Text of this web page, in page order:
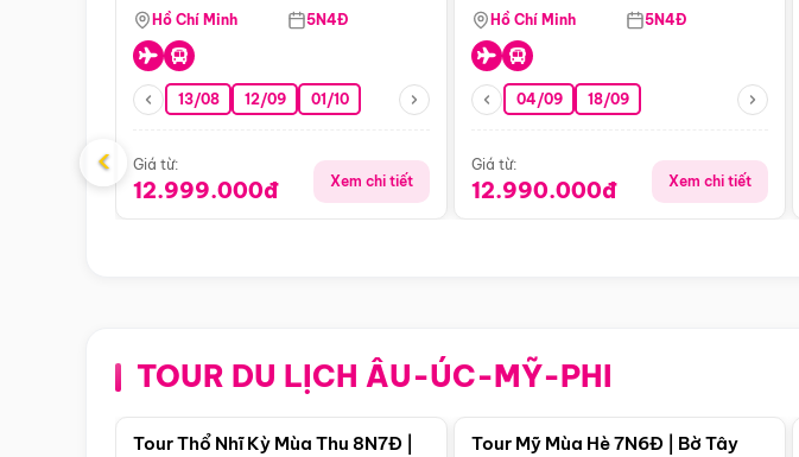
Hùng ( Bay Vn)
Hồ Chí Minh 5N4Đ
13/08 12/09 01/10
Giá từ:
12.999.000đ Xem chi tiết
(Bay Vj)
Hồ Chí Minh 5N4Đ
04/09 18/09
Giá từ:
12.990.000đ Xem chi tiết
‹
TOUR DU LỊCH ÂU-ÚC-MỸ-PHI
Điểm nổi bật
Tour Thổ Nhĩ Kỳ Mùa Thu 8N7Đ |
Tour Mỹ Mùa Hè 7N6Đ | Bờ Tây